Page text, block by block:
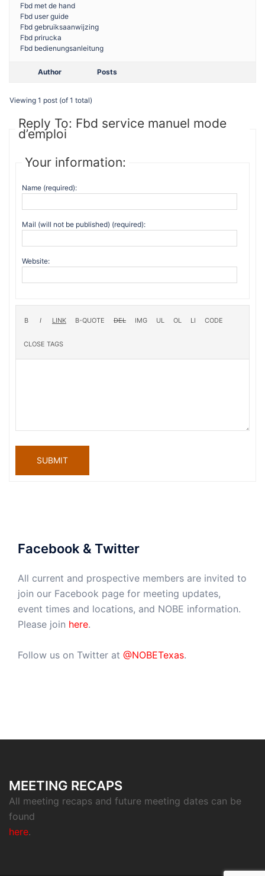
Fbd met de hand
Fbd user guide
Fbd gebruiksaanwijzing
Fbd prirucka
Fbd bedienungsanleitung
Author Posts
Viewing 1 post (of 1 total)
Reply To: Fbd service manuel mode
d’emploi
Your information:
Name (required):
Mail (will not be published) (required):
Website:
SUBMIT
Facebook & Twitter
All current and prospective members are invited to
join our Facebook page for meeting updates,
event times and locations, and NOBE information.
Please join here.
Follow us on Twitter at @NOBETexas.
MEETING RECAPS
All meeting recaps and future meeting dates can be
found
here.